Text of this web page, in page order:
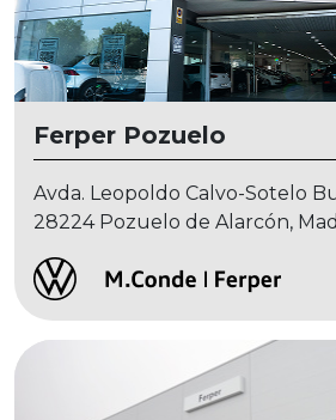
Ferper Pozuelo
Avda. Leopoldo Calvo-Sotelo
28224 Pozuelo de Alarcón,